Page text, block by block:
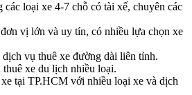
các loại xe 4-7 chỗ có tài xế, chuyên các
vị lớn và uy tín, có nhiều lựa chọn xe
vụ thuê xe đường dài liên tỉnh.
xe du lịch nhiều loại.
tại TP.HCM với nhiều loại xe và dịch